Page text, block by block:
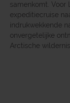
samenkomt. Voor
expeditiecruise
indrukwekkende
onvergetelijke
Arctische wildernis.